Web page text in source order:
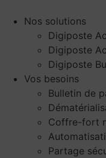
Nos solutions
Digiposte
Digiposte
Digiposte
Vos besoins
Bulletin de
Coffre-fort
Partage